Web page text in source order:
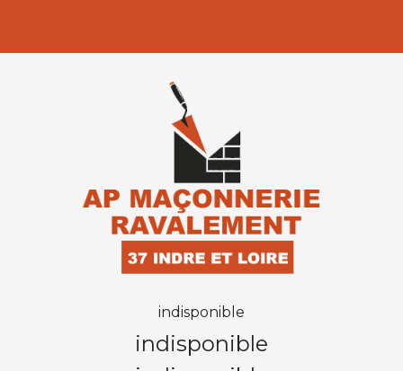
indisponible
indisponible